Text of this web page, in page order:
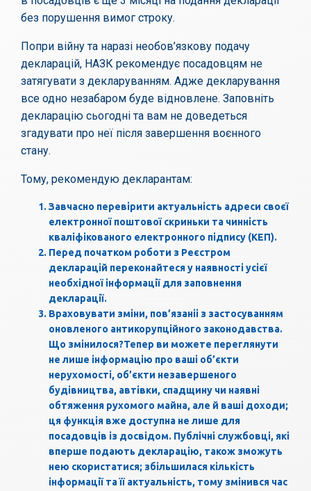
без порушення вимог строку.
Попри війну та наразі необов’язкову подачу
декларацій, НАЗК рекомендує посадовцям не
затягувати з декларуванням. Адже декларування
все одно незабаром буде відновлене. Заповніть
декларацію сьогодні та вам не доведеться
згадувати про неї після завершення воєнного
стану.
Тому, рекомендую декларантам:
Завчасно перевірити актуальність адреси своєї
електронної поштової скриньки та чинність
кваліфікованого електронного підпису (КЕП).
Перед початком роботи з Реєстром
декларацій переконайтеся у наявності усієї
необхідної інформації для заповнення
декларації.
Враховувати зміни, пов’язаніі з застосуванням
оновленого антикорупційного законодавства.
Що змінилося?Тепер ви можете переглянути
не лише інформацію про ваші об’єкти
нерухомості, об’єкти незавершеного
будівництва, автівки, спадщину чи наявні
обтяження рухомого майна, але й ваші доходи;
ця функція вже доступна не лише для
посадовців із досвідом. Публічні службовці, які
вперше подають декларацію, також зможуть
нею скористатися; збільшилася кількість
інформації та її актуальність, тому змінився час